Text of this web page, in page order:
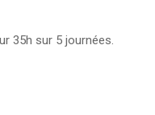
35h sur 5 journées.